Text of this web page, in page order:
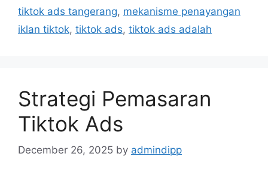
tiktok ads tangerang, mekanisme penayangan
iklan tiktok, tiktok ads, tiktok ads adalah
Strategi Pemasaran
Tiktok Ads
December 26, 2025 by admindipp